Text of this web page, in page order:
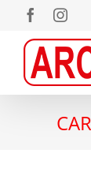
Salta
contenuto
Facebook